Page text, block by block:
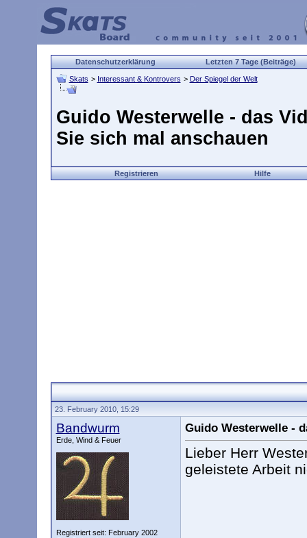
Datenschutzerklärung Letzten 7 Tage (Beiträge)
Skats > Interessant & Kontrovers > Der Spiegel der Welt
Guido Westerwelle - das
Sie sich mal anschauen
Registrieren Hilfe
23. February 2010, 15:29
Bandwurm
Erde, Wind & Feuer
Registriert seit: February 2002
Guido Westerwelle -
Lieber Herr
geleistete Arbeit